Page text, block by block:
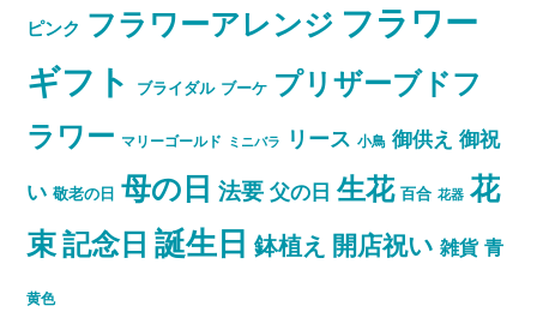
ピンク フラワーアレンジ フラワー
ギフト
ブライダル ブーケ プリザーブドフ
ラワー マリーゴールド ミニバラ リース 小鳥 御供え 御祝
い 敬老の日 母の日 法要 父の日 生花 百合 花器 花
束記念日 誕生日 鉢植え 開店祝い 雑貨 青
黄色